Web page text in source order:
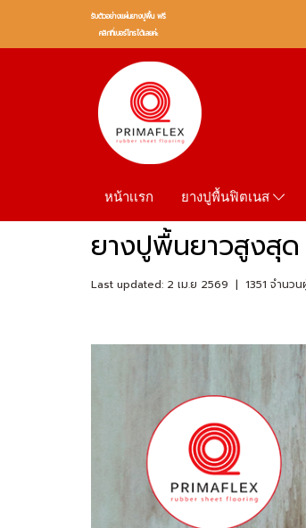
รับตัวอย่างเเผ่นยางปูพื้น ฟรี
คลิกที่เบอร์โทรได้เลยค่ะ
หน้าเเรก ยางปูพื้นฟิตเนส
ยางปูพื้นยาวสูงสุด
Last updated: 2 เม.ย 2569 | 1351 จำนวน